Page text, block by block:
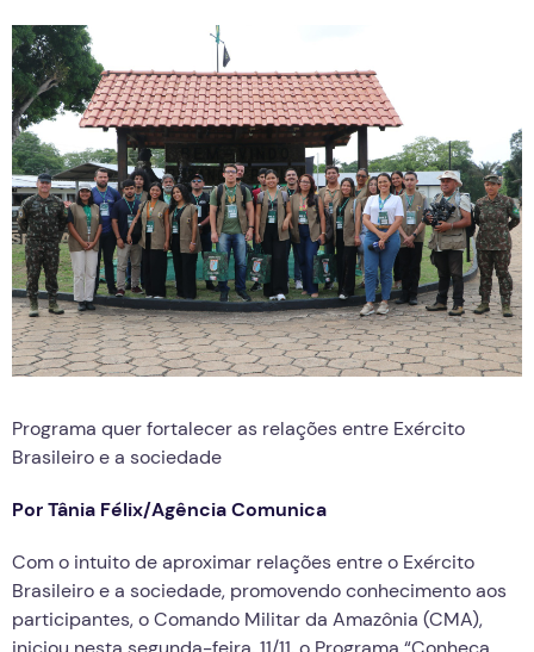
Programa quer fortalecer as relações entre Exército
Brasileiro e a sociedade
Por Tânia Félix/Agência Comunica
Com o intuito de aproximar relações entre o Exército
Brasileiro e a sociedade, promovendo conhecimento aos
participantes, o Comando Militar da Amazônia (CMA),